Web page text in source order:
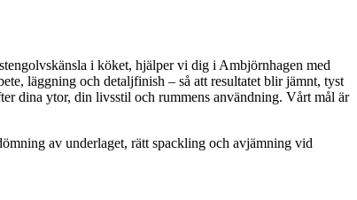
i köket, hjälper vi dig i Ambjörnhagen med
läggning och detaljfinish – så att resultatet blir jämnt, tyst
dina ytor, din livsstil och rummens användning. Vårt mål är
av underlaget, rätt spackling och avjämning vid